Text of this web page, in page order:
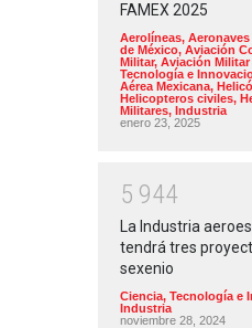
FAMEX 2025
Aerolíneas,
de México, Aviación
Militar, Aviación Militar
Tecnología e
Aérea Mexicana,
Helicopteros civiles,
Militares, Industria
enero 23, 2025
5 944
La Industria
tendrá tres
sexenio
Ciencia, Tecnología e
Industria
noviembre 28, 2024